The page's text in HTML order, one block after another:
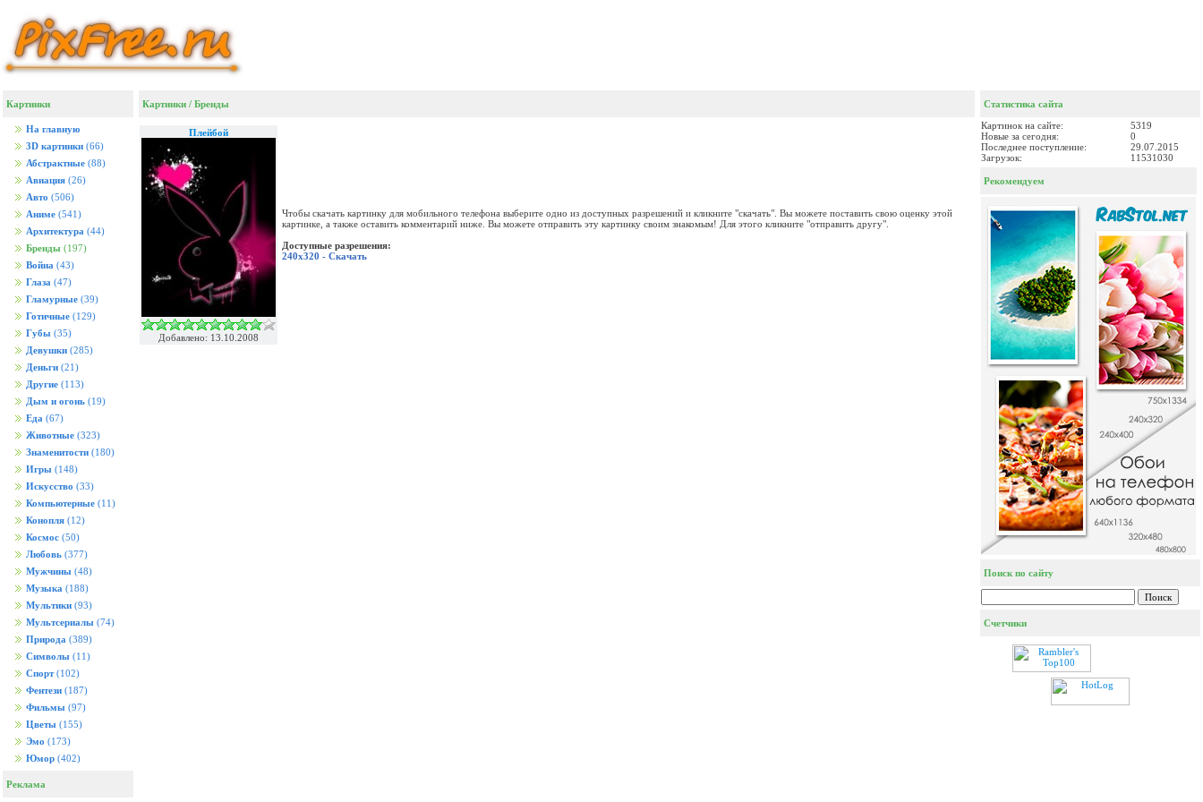
Картинки
На главную
3D картинки (66)
Абстрактные (88)
Авиация (26)
Авто (506)
Аниме (541)
Архитектура (44)
Бренды (197)
Война (43)
Глаза (47)
Гламурные (39)
Готичные (129)
Губы (35)
Девушки (285)
Деньги (21)
Другие (113)
Дым и огонь (19)
Еда (67)
Животные (323)
Знаменитости (180)
Игры (148)
Искусство (33)
Компьютерные (11)
Конопля (12)
Космос (50)
Любовь (377)
Мужчины (48)
Музыка (188)
Мультики (93)
Мультсериалы (74)
Природа (389)
Символы (11)
Спорт (102)
Фентези (187)
Фильмы (97)
Цветы (155)
Эмо (173)
Юмор (402)
Реклама
Картинки / Бренды
Плейбой
Добавлено: 13.10.2008
Чтобы скачать картинку для мобильного телефона выберите одно из доступных разрешений и кликните "скачать". Вы можете поставить свою оценку этой
картинке, а также оставить комментарий ниже. Вы можете отправить эту картинку своим знакомым! Для этого кликните "отправить другу".
Доступные разрешения:
240x320 - Скачать
Статистика сайта
Картинок на сайте:
5319
Новые за сегодня:
0
Последнее поступление:
29.07.2015
Загрузок:
11531030
Рекомендуем
Поиск по сайту
Счетчики